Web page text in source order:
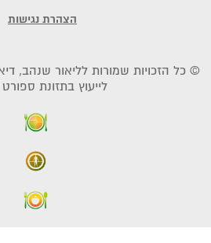
© כל הזכויות שמורות לליאור שנהב,
לייעוץ בתזונת ספורט
הצהרת נגישות